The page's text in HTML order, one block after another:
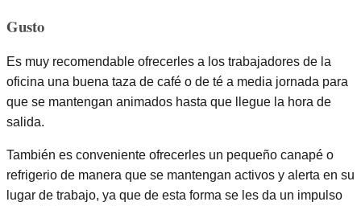
Gusto
Es muy recomendable ofrecerles a los trabajadores de la
oficina una buena taza de café o de té a media jornada para
que se mantengan animados hasta que llegue la hora de
salida.
También es conveniente ofrecerles un pequeño canapé o
refrigerio de manera que se mantengan activos y alerta en su
lugar de trabajo, ya que de esta forma se les da un impulso